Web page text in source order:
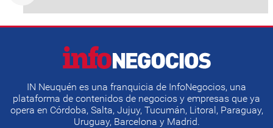
IN Neuquén es una franquicia de InfoNegocios, una
plataforma de contenidos de negocios y empresas que ya
opera en Córdoba, Salta, Jujuy, Tucumán, Litoral, Paraguay,
Uruguay, Barcelona y Madrid.